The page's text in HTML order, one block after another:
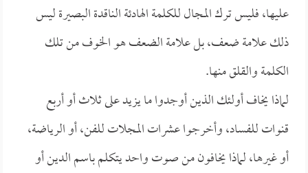
عليها، فليس ترك المجال للكلمة الهادئة الناقدة البصيرة ليس
ذلك علامة ضعف، بل علامة الضعف هو الخوف من تلك
الكلمة والقلق منها.
لماذا يخاف أولئك الذين أوجدوا ما يزيد على ثلاث أو أربع
قنوات للفساد، وأخرجوا عشرات المجلات للفن، أو الرياضة،
أو غيرها، لماذا يخافون من صوت واحد يتكلم باسم الدين أو